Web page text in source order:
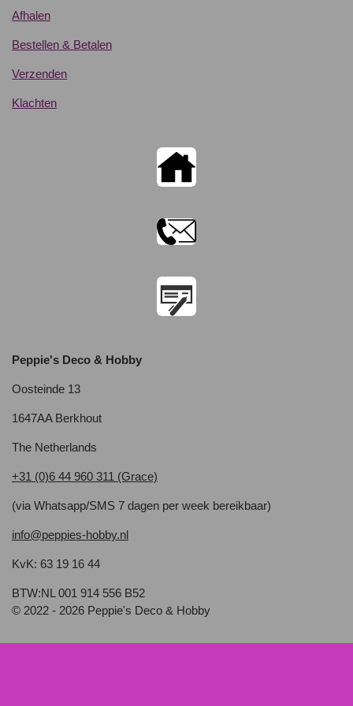
Afhalen
Bestellen & Betalen
Verzenden
Klachten
Peppie's Deco & Hobby
Oosteinde 13
1647AA Berkhout
The Netherlands
+31 (0)6 44 960 311 (Grace)
(via Whatsapp/SMS 7 dagen per week bereikbaar)
info@peppies-hobby.nl
KvK: 63 19 16 44
BTW:NL 001 914 556 B52
© 2022 - 2026 Peppie's Deco & Hobby